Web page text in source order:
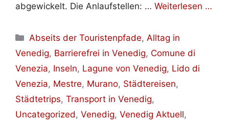
abgewickelt. Die Anlaufstellen: … Weiterlesen …
Kategorien
Abseits der Touristenpfade, Alltag in
Venedig, Barrierefrei in Venedig, Comune di
Venezia, Inseln, Lagune von Venedig, Lido di
Venezia, Mestre, Murano, Städtereisen,
Städtetrips, Transport in Venedig,
Uncategorized , Venedig, Venedig Aktuell,